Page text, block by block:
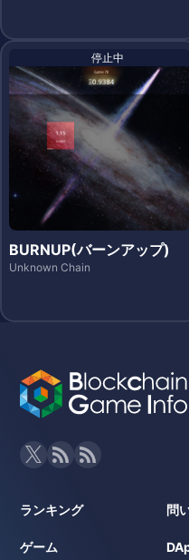
停止中
BURNUP(バーンアップ)
Unknown Chain
ランキング
ゲーム
問